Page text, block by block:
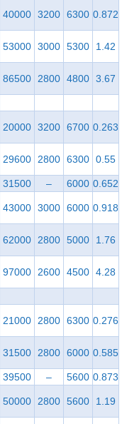
40000 3200 6300 0.872
53000 3000 5300 1.42
86500 2800 4800 3.67
20000 3200 6700 0.263
29600 2800 6300 0.55
31500 – 6000 0.652
43000 3000 6000 0.918
62000 2800 5000 1.76
97000 2600 4500 4.28
21000 2800 6300 0.276
31500 2800 6000 0.585
39500 – 5600 0.873
50000 2800 5600 1.19